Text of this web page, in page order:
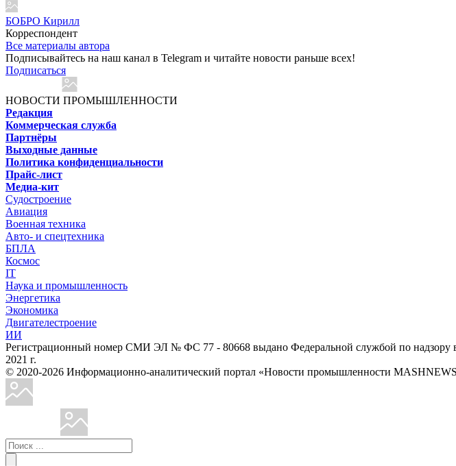
БОБРО Кирилл
Корреспондент
Все материалы автора
Подписывайтесь на наш канал в Telegram и читайте новости раньше всех!
Подписаться
НОВОСТИ ПРОМЫШЛЕННОСТИ
Редакция
Коммерческая служба
Партнёры
Выходные данные
Политика конфиденциальности
Прайс-лист
Медиа-кит
Судостроение
Авиация
Военная техника
Авто- и спецтехника
БПЛА
Космос
IT
Наука и промышленность
Энергетика
Экономика
Двигателестроение
ИИ
Регистрационный номер СМИ ЭЛ № ФС 77 - 80668 выдано Федеральной службой по надзору
2021 г.
© 2020-2026 Информационно-аналитический портал «Новости промышленности